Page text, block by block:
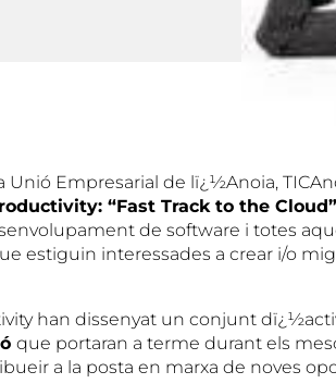
Unió Empresarial de lï¿½Anoia,
“Fast Track to the Cloud”
de software i totes
estiguin interessades a crear i/o
han dissenyat un conjunt
que portaran a terme durant els
a la posta en marxa de noves